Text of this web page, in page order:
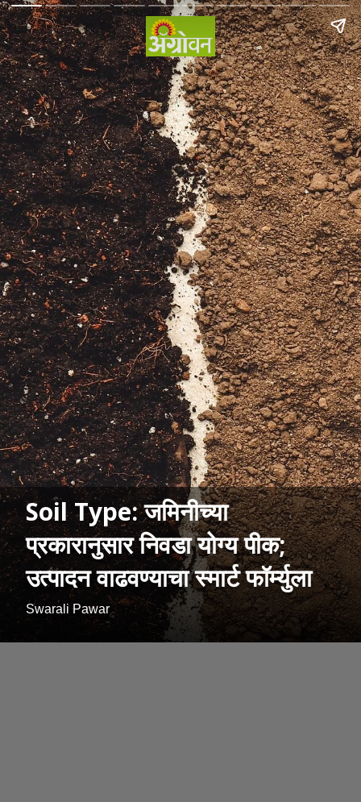
Soil Type: जमिनीच्या
प्रकारानुसार निवडा योग्य पीक;
उत्पादन वाढवण्याचा स्मार्ट फॉर्म्युला
Swarali Pawar